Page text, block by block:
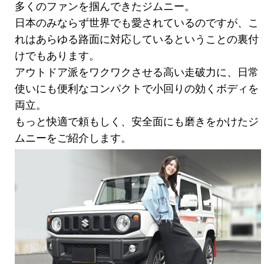
多くのファンを掴んできたジムニー。
日本のみならず世界でも愛されているのですが、こ
れはあらゆる路面に対応しているということの裏付
けでもあります。
アウトドア派をワクワクさせる高い走破力に、日常
使いにも便利なコンパクトで小回りの効くボディを
両立。
もっと快適で頼もしく、安全面にも磨きをかけたジ
ムニーをご紹介します。